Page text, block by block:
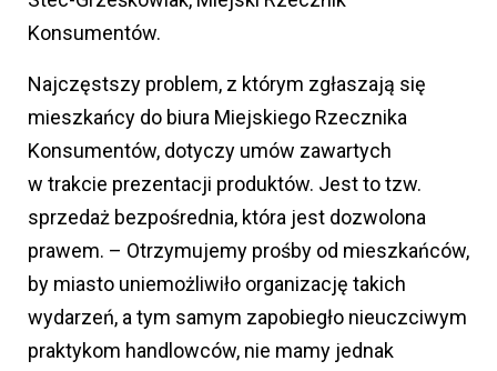
Konsumentów.
Najczęstszy problem, z którym zgłaszają się
mieszkańcy do biura Miejskiego Rzecznika
Konsumentów, dotyczy umów zawartych
w trakcie prezentacji produktów. Jest to tzw.
sprzedaż bezpośrednia, która jest dozwolona
prawem. – Otrzymujemy prośby od mieszkańców,
by miasto uniemożliwiło organizację takich
wydarzeń, a tym samym zapobiegło nieuczciwym
praktykom handlowców, nie mamy jednak